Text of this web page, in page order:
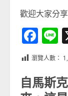
歡迎大家分
瀏覽人數：
自馬斯